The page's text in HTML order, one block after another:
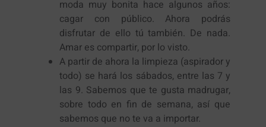
moda muy bonita hace algunos años:
cagar con público. Ahora podrás
disfrutar de ello tú también. De nada.
Amar es compartir, por lo visto.
A partir de ahora la limpieza (aspirador y
todo) se hará los sábados, entre las 7 y
las 9. Sabemos que te gusta madrugar,
sobre todo en fin de semana, así que
sabemos que no te va a importar.